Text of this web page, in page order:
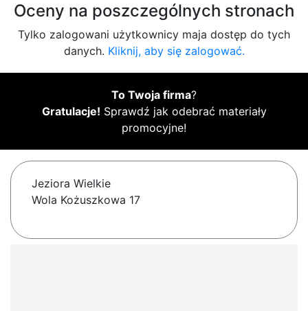
Oceny na poszczególnych stronach
Tylko zalogowani użytkownicy maja dostęp do tych
danych. Kliknij, aby się zalogować.
To Twoja firma?
Gratulacje! Sprawdź jak odebrać materiały
promocyjne!
Jeziora Wielkie
Wola Kożuszkowa 17